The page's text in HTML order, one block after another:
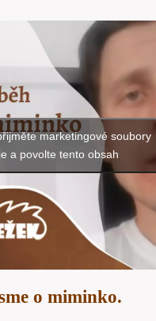
marketingové soubory
a povolte tento obsah
o miminko.